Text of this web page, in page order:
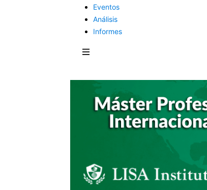
Eventos
Análisis
Informes